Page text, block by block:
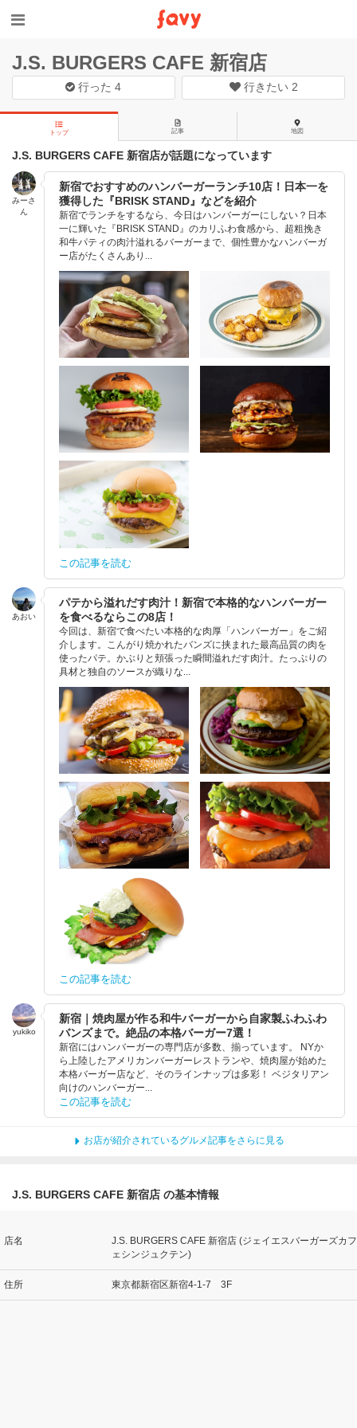
J.S. BURGERS CAFE 新宿店
行った4 行きたい 2
トップ 記事 地図
J.S. BURGERS CAFE 新宿店が話題になっています
みーさ
ん
新宿でおすすめのハンバーガーランチ10店！日本一を
獲得した『BRISK STAND』などを紹介
新宿でランチをするなら、今日はハンバーガーにしない？日本
一に輝いた『BRISK STAND』のカリふわ食感から、超粗挽き
和牛パティの肉汁溢れるバーガーまで、個性豊かなハンバーガ
ー店がたくさんあり...
この記事を読む
あおい
パテから溢れだす肉汁！新宿で本格的なハンバーガー
を食べるならこの8店！
今回は、新宿で食べたい本格的な肉厚「ハンバーガー」をご紹
介します。こんがり焼かれたバンズに挟まれた最高品質の肉を
使ったパテ。かぶりと頬張った瞬間溢れだす肉汁。たっぷりの
具材と独自のソースが織りな...
この記事を読む
yukiko
新宿｜焼肉屋が作る和牛バーガーから自家製ふわふわ
バンズまで。絶品の本格バーガー7選！
新宿にはハンバーガーの専門店が多数、揃っています。 NYか
ら上陸したアメリカンバーガーレストランや、焼肉屋が始めた
本格バーガー店など、そのラインナップは多彩！ ベジタリアン
向けのハンバーガー...
この記事を読む
お店が紹介されているグルメ記事をさらに見る
J.S. BURGERS CAFE 新宿店 の基本情報
店名
J.S. BURGERS CAFE 新宿店 (ジェイエスバーガーズカフ
ェシンジュクテン)
住所 東京都新宿区新宿4-1-7 3F